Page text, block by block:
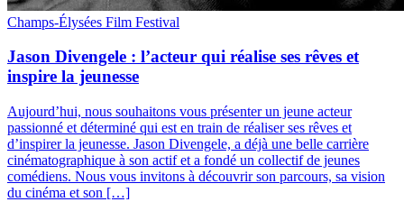
Champs-Élysées Film Festival
Jason Divengele : l’acteur qui réalise ses rêves et
inspire la jeunesse
Aujourd’hui, nous souhaitons vous présenter un jeune acteur
passionné et déterminé qui est en train de réaliser ses rêves et
d’inspirer la jeunesse. Jason Divengele, a déjà une belle carrière
cinématographique à son actif et a fondé un collectif de jeunes
comédiens. Nous vous invitons à découvrir son parcours, sa vision
du cinéma et son […]